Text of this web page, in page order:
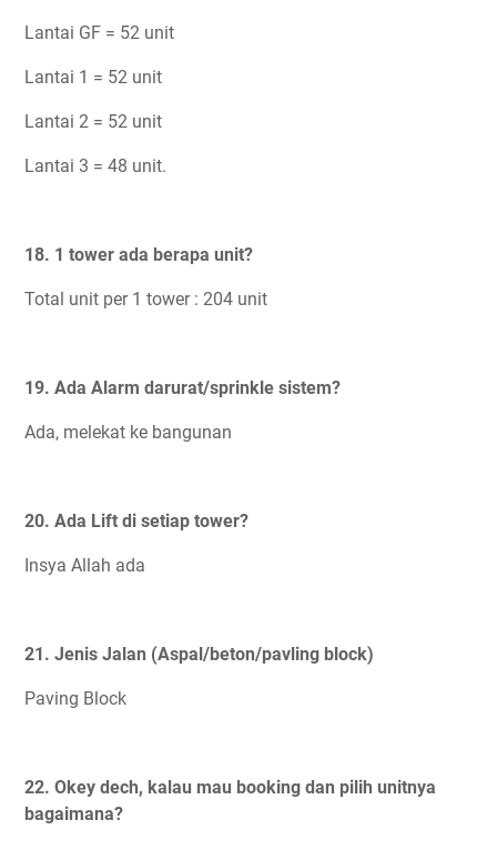
Lantai GF = 52 unit
Lantai 1 = 52 unit
Lantai 2 = 52 unit
Lantai 3 = 48 unit.
18. 1 tower ada berapa unit?
Total unit per 1 tower : 204 unit
19. Ada Alarm darurat/sprinkle sistem?
Ada, melekat ke bangunan
20. Ada Lift di setiap tower?
Insya Allah ada
21. Jenis Jalan (Aspal/beton/pavling block)
Paving Block
22. Okey dech, kalau mau booking dan pilih unitnya
bagaimana?